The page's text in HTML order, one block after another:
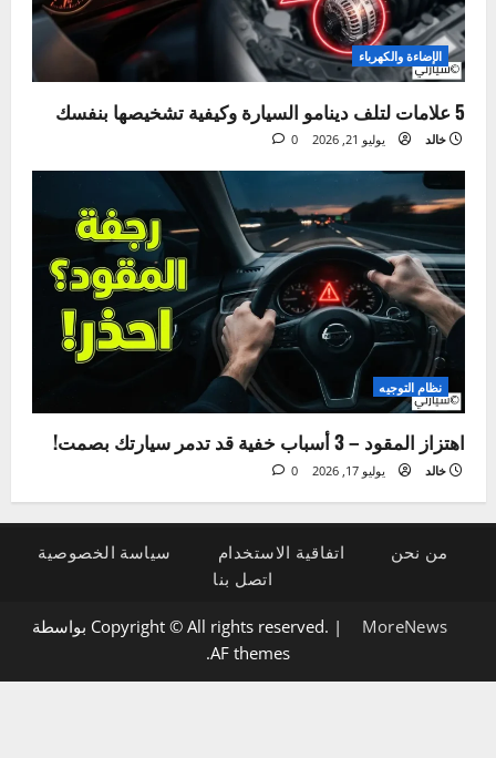
دليلك لتغيير ماء الرديتر بنفسك في المنزل خطوة بخطوة
خالد يوليو 28, 2026 0
الإضاءة والكهرباء
خالد يوليو 21, 2026